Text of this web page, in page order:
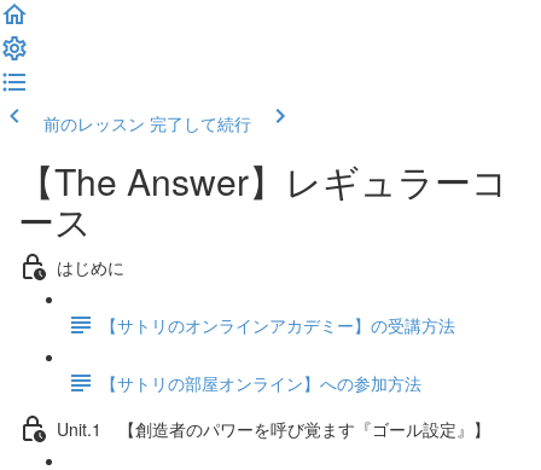
前のレッスン 完了して続行
【The Answer】レギュラーコ
ース
はじめに
【サトリのオンラインアカデミー】の受講方法
【サトリの部屋オンライン】への参加方法
Unit.1 【創造者のパワーを呼び覚ます『ゴール設定』】